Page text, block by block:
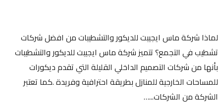
لماذا شركة ماس ايجيبت للديكور والتشطيبات من افضل شركات
تشطيب في التجمع؟ تتميز شركة ماس ايجيبت للديكور والتشطيبات
بأنها من شركات التصميم الداخلي القليلة التي تقدم ديكورات
للمساحات الخارجية للمنازل بطريقة احترافية وفريدة .كما تعتبر
الشركة من الشركات...…